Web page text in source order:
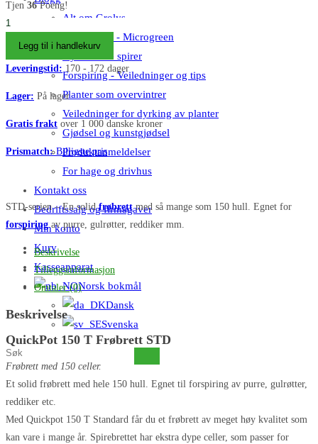
Alt om Grolys
Microgreen - Microgreen
Dyrk sunne spirer
Forspiring - Veiledninger og tips
Planter som overvintrer
Veiledninger for dyrking av planter
Gjødsel og kunstgjødsel
Produktanmeldelser
For hage og drivhus
Kontakt oss
Bedriftssalg og firmagaver
Min konto
Kurv
Kasseapparat
Norsk bokmål
Dansk
Svenska
Søk
på
dette
nettstedet
DKK 61,00.
Tjen 36Poeng!
Såbakke
150
rum
-
QuickPot
T
-
Legg til i handlekurv
Leveringstid: 170 - 172 dager
Lager: På lager
Gratis frakt over 1 000 danske kroner
Prismatch:Billigste pris
STD-serien – En solidfrøbrettmed så mange som 150 hull. Egnet for
forspiring av purre, gulrøtter, reddiker mm.
Beskrivelse
Tilleggsinformasjon
Omtaler (0)
Beskrivelse
QuickPot 150 T Frøbrett STD
Frøbrett med 150 celler.
Et solid frøbrett med hele 150 hull. Egnet til forspiring av purre, gulrøtter,
reddiker etc.
Med Quickpot 150 T Standard får du et frøbrett av meget høy kvalitet som
kan vare i mange år. Spirebrettet har ekstra dype celler, som passer for